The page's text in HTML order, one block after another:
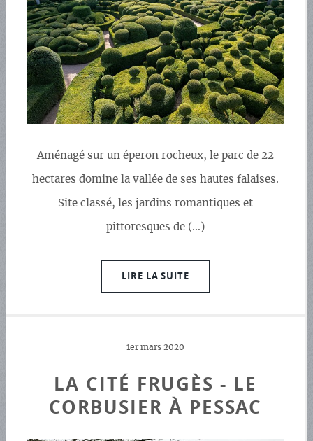
Aménagé sur un éperon rocheux, le parc de 22
hectares domine la vallée de ses hautes falaises.
Site classé, les jardins romantiques et
pittoresques de (…)
LIRE LA SUITE
1er mars 2020
LA CITÉ FRUGÈS - LE
CORBUSIER À PESSAC